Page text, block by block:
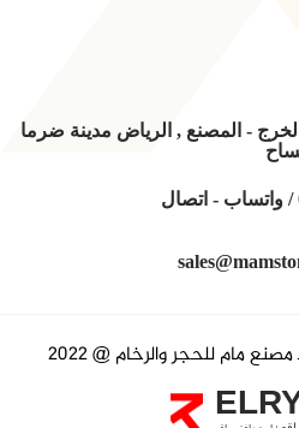
- المصنع , الرياض مدينة ضرما
مام للحجر والرخام @ 2022